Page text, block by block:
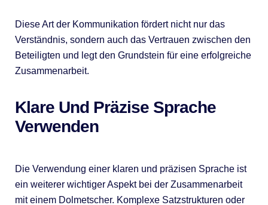
Diese Art der Kommunikation fördert nicht nur das
Verständnis, sondern auch das Vertrauen zwischen den
Beteiligten und legt den Grundstein für eine erfolgreiche
Zusammenarbeit.
Klare Und Präzise Sprache
Verwenden
Die Verwendung einer klaren und präzisen Sprache ist
ein weiterer wichtiger Aspekt bei der Zusammenarbeit
mit einem Dolmetscher. Komplexe Satzstrukturen oder